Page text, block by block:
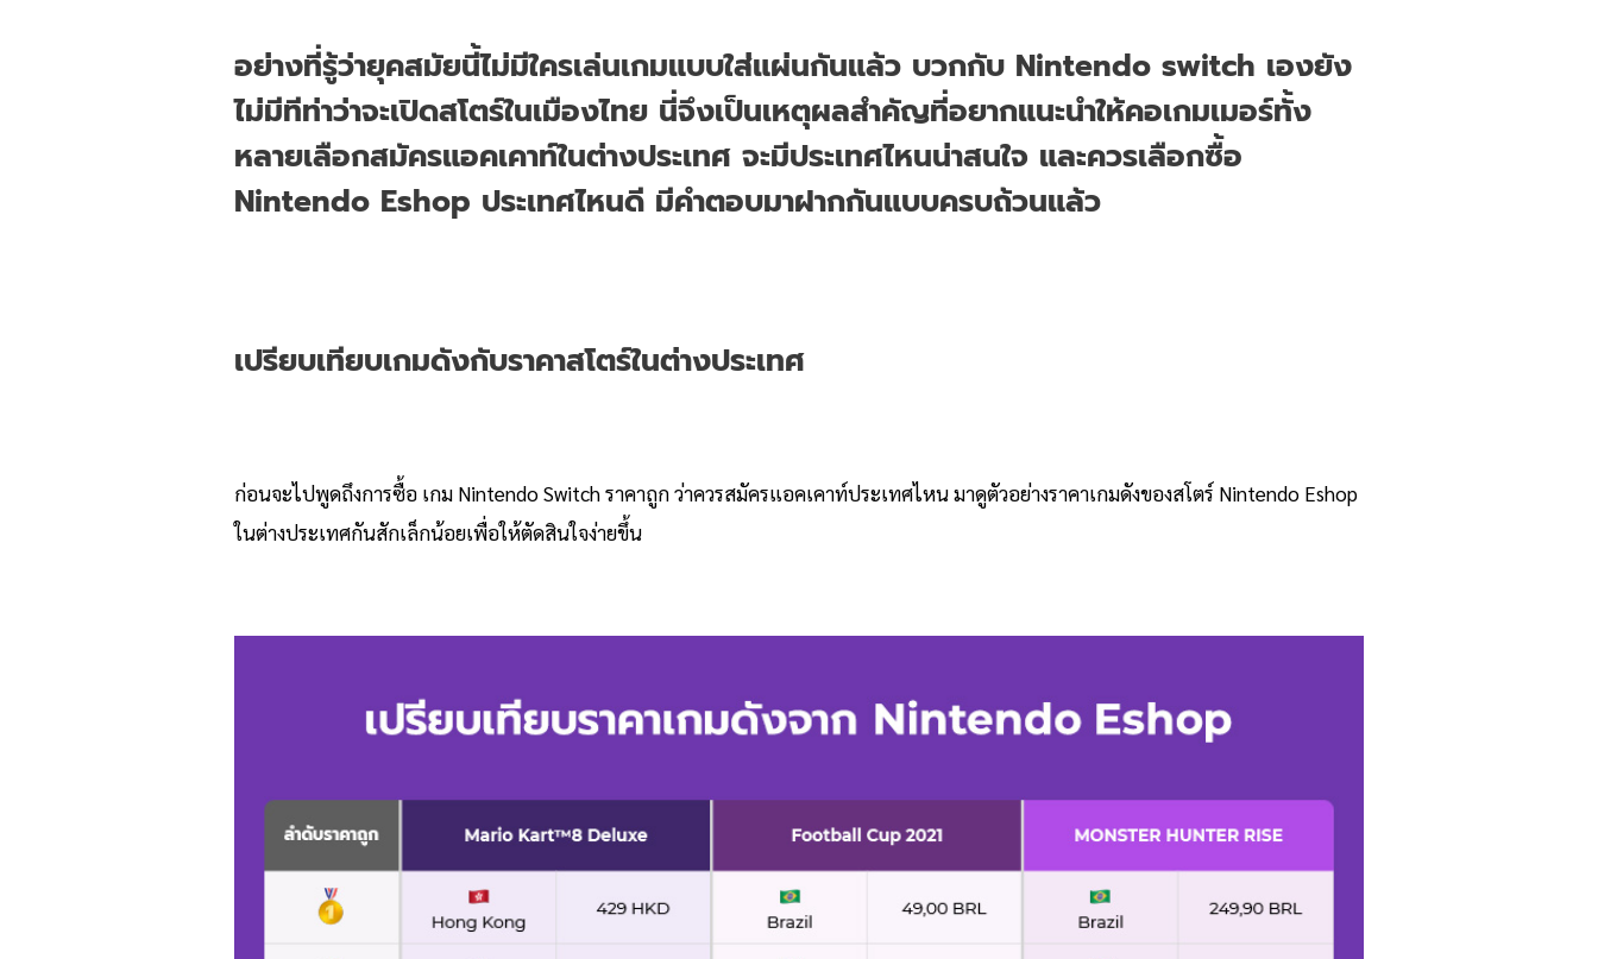
อย่างที่รู้ว่ายุคสมัยนี้ไม่มีใครเล่นเกมแบบใส่แผ่นกันแล้ว บวกกับ Nintendo switch เองยัง
ไม่มีทีท่าว่าจะเปิดสโตร์ในเมืองไทย นี่จึงเป็นเหตุผลสำคัญที่อยากแนะนำให้คอเกมเมอร์ทั้ง
หลายเลือกสมัครแอคเคาท์ในต่างประเทศ จะมีประเทศไหนน่าสนใจ และควรเลือกซื้อ
Nintendo Eshop ประเทศไหนดี มีคำตอบมาฝากกันแบบครบถ้วนแล้ว
เปรียบเทียบเกมดังกับราคาสโตร์ในต่างประเทศ
ก่อนจะไปพูดถึงการซื้อ เกม Nintendo Switch ราคาถูก ว่าควรสมัครแอคเคาท์ประเทศไหน มาดูตัวอย่างราคาเกมดังของสโตร์ Nintendo Eshop
ในต่างประเทศกันสักเล็กน้อยเพื่อให้ตัดสินใจง่ายขึ้น